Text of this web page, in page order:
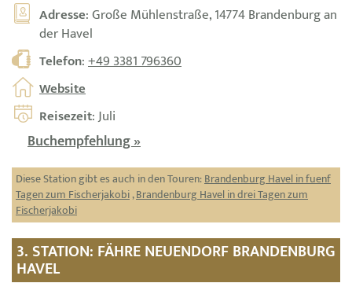
Adresse: Große Mühlenstraße, 14774 Brandenburg an
der Havel
Telefon:+49 3381 796360
Website
Reisezeit: Juli
Buchempfehlung »
Diese Station gibt es auch in den Touren:Brandenburg Havel in fuenf
Tagen zum Fischerjakobi,Brandenburg Havel in drei Tagen zum
Fischerjakobi
3. STATION: FÄHRE NEUENDORF BRANDENBURG
HAVEL